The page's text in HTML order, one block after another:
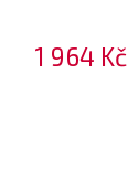
1 964 Kč